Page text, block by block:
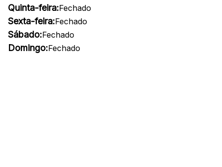
Quinta-feira:Fechado
Sexta-feira:Fechado
Sábado:Fechado
Domingo:Fechado